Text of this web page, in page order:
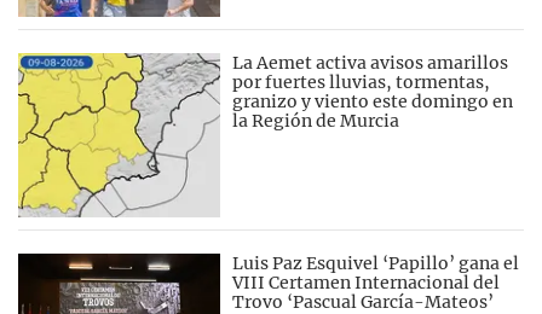
La Aemet activa avisos amarillos
por fuertes lluvias, tormentas,
granizo y viento este domingo en
la Región de Murcia
Luis Paz Esquivel ‘Papillo’ gana el
VIII Certamen Internacional del
Trovo ‘Pascual García-Mateos’